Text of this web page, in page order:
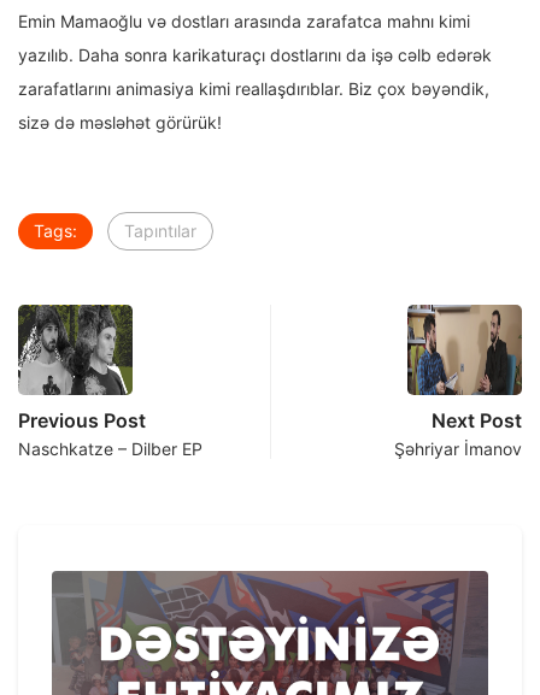
Emin Mamaoğlu və dostları arasında zarafatca mahnı kimi
yazılıb. Daha sonra karikaturaçı dostlarını da işə cəlb edərək
zarafatlarını animasiya kimi reallaşdırıblar. Biz çox bəyəndik,
sizə də məsləhət görürük!
Tags: Tapıntılar
Previous Post
Naschkatze – Dilber EP
Next Post
Şəhriyar İmanov